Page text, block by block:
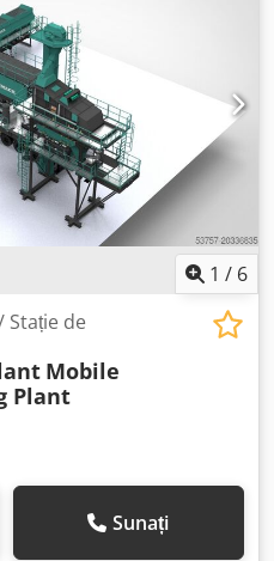
1 / 6
Stație de
Mobile
Plant
Sunați